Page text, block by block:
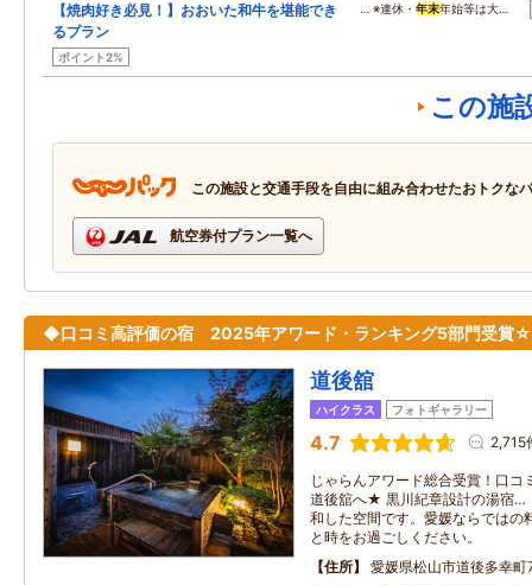
【焼肉好き必見！】おおいた和牛を堪能でき
るプラン
ポイント2%
… ※連休・年末年始等は大…
この施
この施設と交通手段を自由に組み合わせたおトクな
航空券付プラン一覧へ
◆口コミ高評価の宿 2025年アワード・ランキング5部門受賞☆
道後舘
ハイクラス フォトギャラリー
4.7 2,715
じゃらんアワード総合受賞！口コ
道後舘へ★ 黒川紀章設計の湯宿…
和した空間です。愛媛ならではの
と時をお過ごしください。
住所
愛媛県松山市道後多幸